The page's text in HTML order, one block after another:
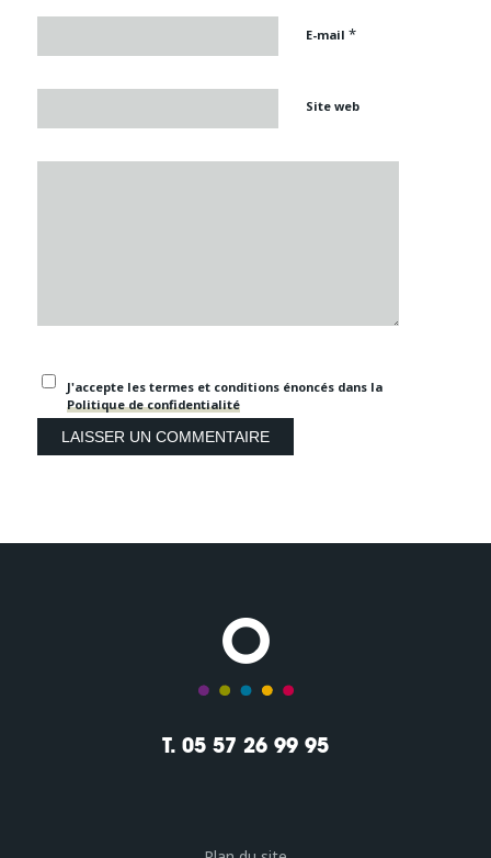
E-mail *
Site web
J'accepte les termes et conditions énoncés dans la
Politique de confidentialité
T. 05 57 26 99 95